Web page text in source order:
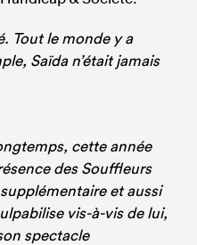
Tout le monde y a
Saïda n’était jamais
cette année
des Souffleurs
et aussi
vis-à-vis de lui,
spectacle